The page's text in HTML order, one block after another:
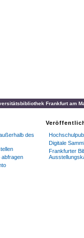
Frankfurt am
des
abfragen
Digitale
Frankfurter